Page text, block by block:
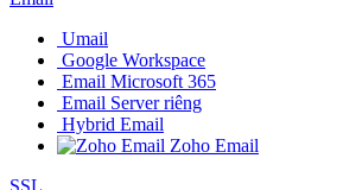
Umail
Google Workspace
Email Microsoft 365
Email Server riêng
Hybrid Email
Zoho Email